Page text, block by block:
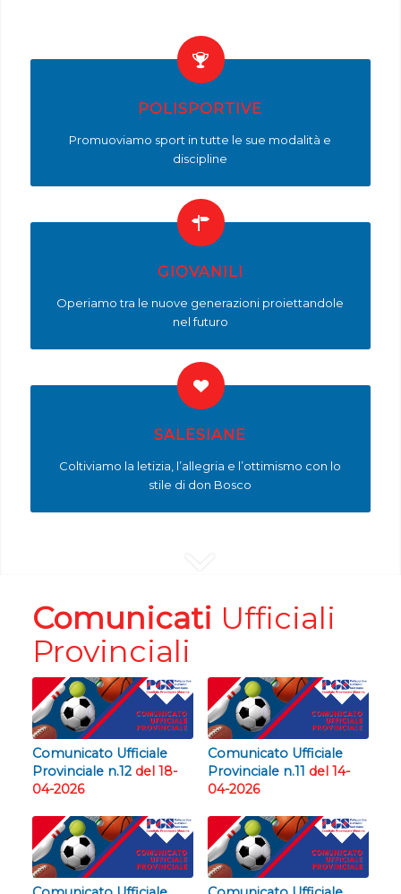
POLISPORTIVE
Promuoviamo sport in tutte le sue modalità e
discipline
GIOVANILI
Operiamo tra le nuove generazioni proiettandole
nel futuro
SALESIANE
Coltiviamo la letizia, l’allegria e l’ottimismo con lo
stile di don Bosco
Comunicati Ufficiali
Provinciali
Comunicato Ufficiale
Provinciale n.12 del 18-
04-2026
Comunicato Ufficiale
Provinciale n.11 del 14-
04-2026